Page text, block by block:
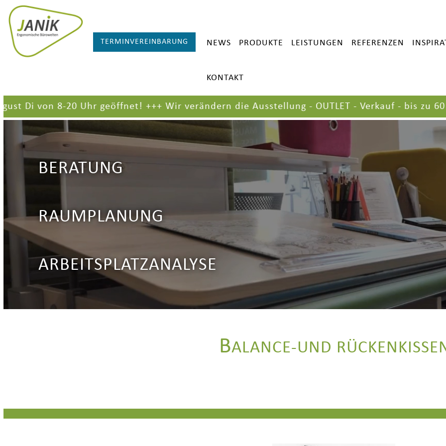
TERMINVEREINBARUNG NEWS PRODUKTE LEISTUNGEN REFERENZEN
KONTAKT
von 8-20 Uhr geöffnet!+++Wir verändern die Ausstellung - OUTLET - Verkauf - bis zu 60 %+++
BERATUNG
RAUMPLANUNG
ARBEITSPLATZANALYSE
BALANCE-UND